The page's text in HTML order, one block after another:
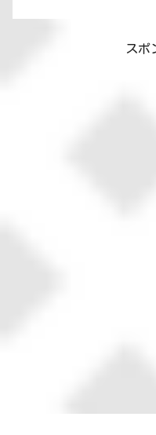
スポ